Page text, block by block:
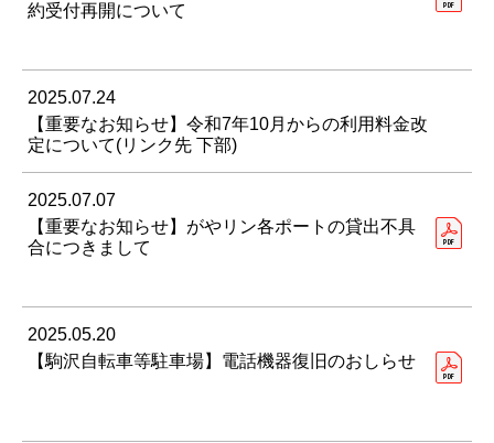
約受付再開について
2025.07.24
【重要なお知らせ】令和7年10月からの利用料金改
定について(リンク先 下部)
2025.07.07
【重要なお知らせ】がやリン各ポートの貸出不具
合につきまして
2025.05.20
【駒沢自転車等駐車場】電話機器復旧のおしらせ